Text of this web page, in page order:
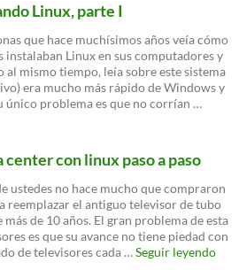
nombre
definitivo:
Edge
Linux, parte I
que hace muchísimos años veía cómo
instalaban Linux en sus computadores y
al mismo tiempo, leía sobre este sistema
era mucho más rápido de Windows y
único problema es que no corrían …
center con linux paso a paso
ustedes no hace mucho que compraron
reemplazar el antiguo televisor de tubo
de 10 años. El gran problema de esta
es que su avance no tiene piedad con
de televisores cada …Seguir leyendo